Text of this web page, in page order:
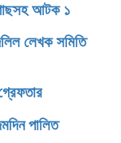
আটক ১
লেখক সমিতি
পালিত